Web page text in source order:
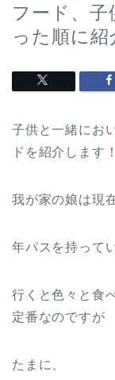
フード、
った順に紹
子供と一緒にお
ドを紹介します！
我が家の娘は現
年パスを持って
行くと色々と食
定番なのですが
たまに、